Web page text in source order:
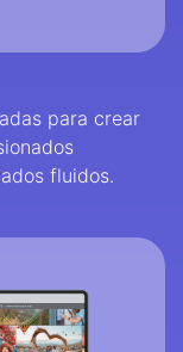
para crear
fluidos.